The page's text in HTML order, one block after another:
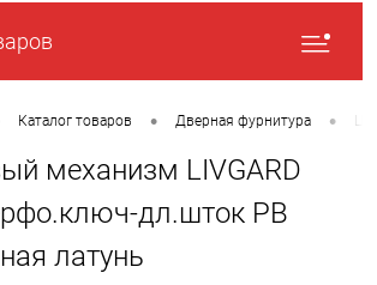
Каталог товаров • Дверная фурнитура •
механизм LIVGARD
дл.шток PB
латунь